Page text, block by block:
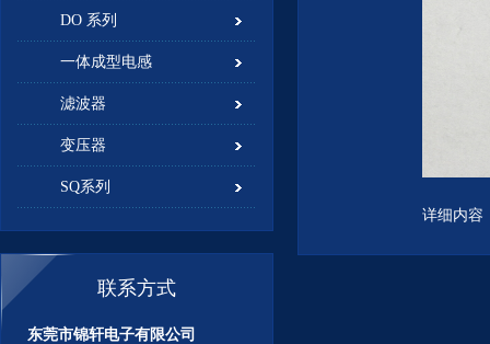
DO 系列
一体成型电感
滤波器
变压器
SQ系列
联系方式
东莞市锦轩电子有限公司
详细内容